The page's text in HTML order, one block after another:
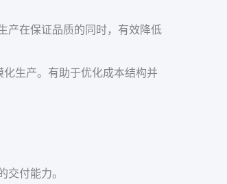
产在保证品质的同时，有效降低
生产。有助于优化成本结构并
付能力。